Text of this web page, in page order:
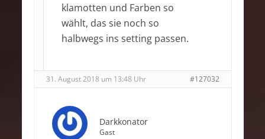
klamotten und Farben so
wählt, das sie noch so
halbwegs ins setting passen.
31. August 2018 um 13:48 Uhr #127032
Darkkonator
Gast